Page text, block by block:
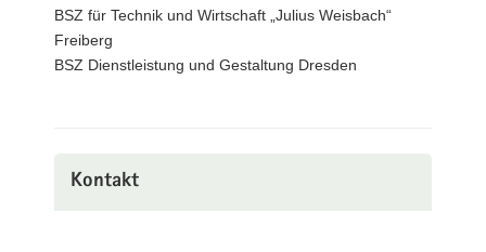
BSZ für Technik und Wirtschaft „Julius Weisbach“
Freiberg
BSZ Dienstleistung und Gestaltung Dresden
Kontakt